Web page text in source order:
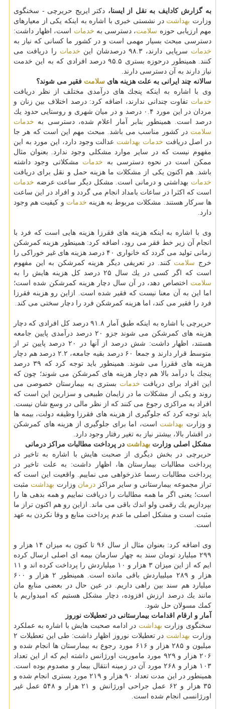
به گزارش كادایف به نقل از ایسنا، دكتر ایریج حریرچی - سخنگوی
وزارت بهداشت در نشستی خبری با اشاره به اینكه یكی از معیارهای
مهم ارزیابی حوزه سلامت، دسترسی به خدمات است، اظهار داشت:
دسترسی مبحث بسیار مهمی است و در كشور ما كسانی كه نیاز به
خدمات سرپایی دارند، ۹۸.۳ درصدشان این خدمات را دریافت می
كنند. همینطور درحوزه بستری ۹۵.۵ درصد افرادی كه به این خدمت
نیاز دارند به آن دسترسی دارند.
سالانه چند ایرانی به علت هزینه های سلامت فقیر می شوند؟
وی با اشاره به اینكه پنجك های درآمدی مختلف از نظر دریافت
خدمات تفاوت چندانی ندارند، اضافه كرد: درصد اختلاف بین زنان و
مردان در این مورد ۰.۴ درصد و در میان شهری و روستایی حدود یك
درصد است. همینطور بنابر آمار اعلام شده، دسترسی به خدمات
سلامت در كشور مناسب می باشد. مبحث مهم این است كه هر جا
در اصل دریافت خدمات بهداشت عدالت وجود دارد، این مورد به این
مفهوم نیست كه در سایر موارد مشكلی وجود ندارد. بعنوان مثال
ممكن است در نحوه دسترسی به خدمات مشكلاتی وجود داشته
باشد. هم اكنون یكی از مشكلات ما هزینه حمل و نقل برای دریافت
خدمات بهداشتی و درمانی است. مشكل دیگر ساعت عرضه خدمات
است كه اكثرا در ساعات بامداد انجام می گردد و افراد در این ساعت
ها سركار هستند. مشكلات مربوط به هزینه خدمات و كیفیت هم وجود
دارد.
وی با اشاره به اینكه هزینه های فقرزا هزینه هایی است كه فرد با
انجام آن زیر خط فقر می رود، اضافه كرد: همینطور هزینه كمرشكن
زمانی تولید می گردد كه خانواری ۴۰ درصد هزینه های غیر خوراكی را
خرج سلامت كنند. در تعریفی دیگر هزینه كمرشكن به این مفهوم
است كه اگر كسی در یك سال ۲۵ درصد كل هزینه هایش را به
سلامت اختصاص دهد، در آن سال دچار هزینه كمرشكن شده است؛
اما این به آن معنا نیست كه فقیر شده است. ازاین رو هزینه فقرزا
فرد را فقیر می كند، اما هزینه كمرشكن فرد را دچار سختی می كند.
حریرچی با اشاره به اینكه طبق آمار ۹۱.۸ درصد كل افرادی كه دچار
هزینه های كمرشكن می شوند جزو ۲۰ درصد درآمدی پایین جامعه
هستند، اظهار داشت: شش درصد از آنها در ۲۰ درصد پایین تر از
متوسط قرار دارند و جمعا ۶۰ درصد بقیه جامعه، ۲.۲ درصد هم دچار
هزینه های فقرزا می شوند. همینطور باید توجه كرد كه ۳۹ درصد
پنجك با درآمد بالا هم دچار هزینه های كمرشكن می شوند؛ چون كه
این افراد برای دریافت خدمات بستری به بیمارستان خصوصی می
روند و یكی از مشكلات ما در زایمان طبیعی و سزارین این است كه
افراد به مراكزی رجوع می كنند كه از نظر مالی در وسع شان نیست.
باید توجه كرد كه جلوگیری از هزینه های فقرزا وظیفه دولت، بیمه ها
و وزارت بهداشت است، اما برای جلوگیری از هزینه های كمرشكن
در اقشار بالا، بیشتر نیاز به تغیر رفتار وجود دارد.
مشكل اصلی وزارت بهداشت در پرداخت مطالبات مراكز درمانی
حریرچی در بخش دیگری از صحبت هایش با اشاره به تاخیر در
پرداخت مطالبات بیمارستان ها، اظهار داشت: به علت تاخیر در
پرداخت مطالبات رسما عذرخواهی می نماییم. واقعیت این است كه
تراز مجموعه بیمارستانی و سایر مراكز درمان وزارت بهداشت مثبت
است؛ یعنی اگر ما همه مطالبات را دریافت نماییم و همه بدهی ها را
بپردازیم یك رقمی ولو اندك باقی می ماند. ازاین رو هم اكنون تراز ما
مثبت است و مشكل اصلی ما عدم پرداخت منابع و وفا نكردن به عهد
است.
وی اضافه كرد: بعنوان مثال از سال ۹۶ تا كنون به میزان ۱۴ هزار و
۲۹۹ میلیارد تومان سند به چهار سازمان بیمه ای اصلی ارسال كرده
ایم كه از این میزان ۳ هزار و ۱۰ میلیاردش را پرداخت كرده اند و ۱۱
هزار و ۲۸۹ میلییاردش باقی مانده است. همینطور ۲ هزار و ۶۰۰
میلیارد هم سند بین راهی داریم. در عین حال در بعضی منابع مان
مانند یك درصد ارزش افزوده، دچار مشكل هستیم كه امیدواریم با
كمك مسولان حل شود.
آمار و ارقام اقدامات بیمارستانی در تعطیلات نوروز
سخنگوی وزارت بهداشت در ادامه صحبت هایش با اشاره به عملكرد
وزارت بهداشت
در تعطیلات نوروز اظهار داشت: طی این تعطیلات ۲
میلیون و ۲۸۵ هزار و ۶۱۶ مورد رجوع به بیمارستان ها انجام شده و
۲۰۶ هزار و ۹۲۹ مورد ماموریت اورژانس داشته ایم كه از این تعداد
۱۰۳ هزار و ۲۶۸ مورد آن در زمینه انتقال بیمار و مصدوم بوده است.
همینطور در این مدت تعداد ۹۰ هزار و ۲۱۹ مورد بستری انجام شده و
۳۵ هزار و ۶۲ عمل جراحی اورژانش و ۲۱ هزار و ۵۴۸ عمل غیر
اورژانسی انجام شده است.